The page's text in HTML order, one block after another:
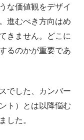
な価値観をデザイ
進むべき方向はめ
きません。どこに
るのかが重要であ
でした、カンバー
ト）とは以降悩む
した。